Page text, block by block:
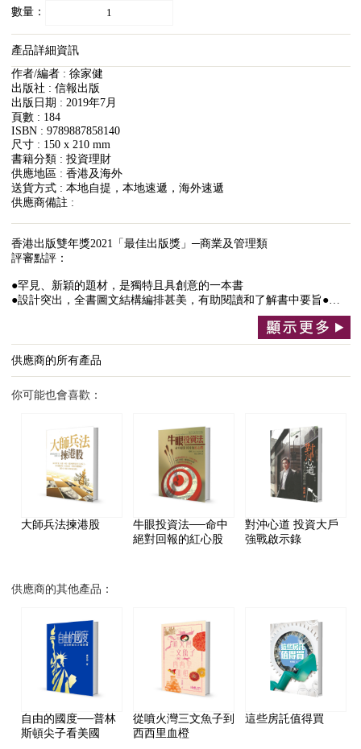
數量：
產品詳細資訊
作者/編者 : 徐家健
出版社 : 信報出版
出版日期 : 2019年7月
頁數 : 184
ISBN : 9789887858140
尺寸 : 150 x 210 mm
書籍分類 : 投資理財
供應地區 : 香港及海外
送貨方式 : 本地自提，本地速遞，海外速遞
供應商備註 :
香港出版雙年獎2021「最佳出版獎」─商業及管理類
評審點評：
●罕見、新穎的題材，是獨特且具創意的一本書
●設計突出，全書圖文結構編排甚美，有助閱讀和了解書中要旨●…
供應商的所有產品
你可能也會喜歡：
大師兵法揀港股
牛眼投資法──命中
絕對回報的紅心股
對沖心道 投資大戶
強戰啟示錄
供應商的其他產品：
自由的國度──普林
斯頓尖子看美國
從噴火灣三文魚子到
西西里血橙
這些房託值得買